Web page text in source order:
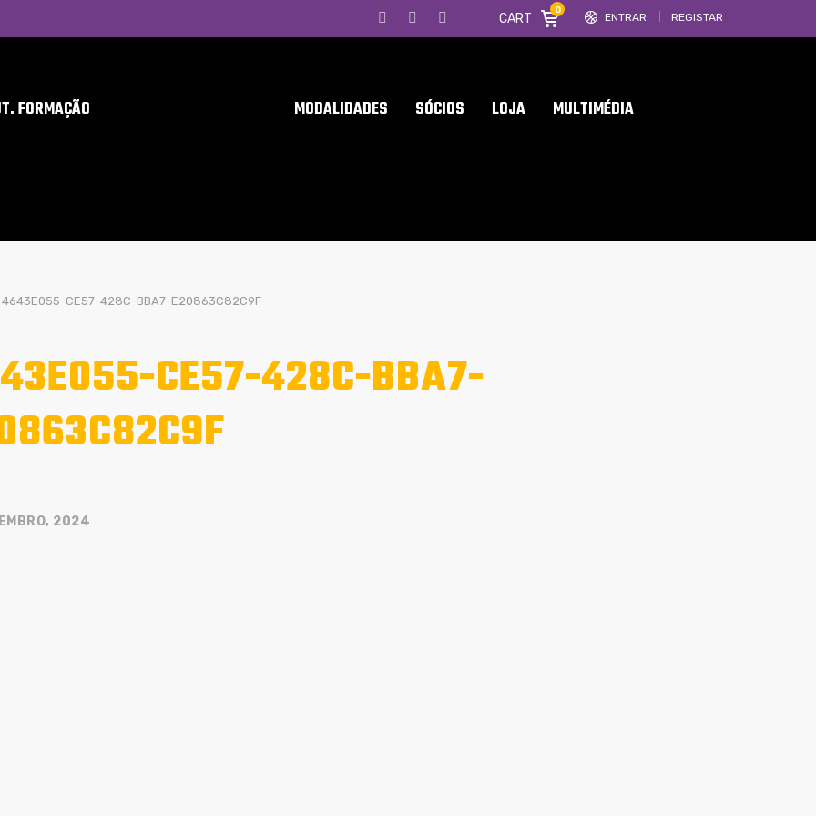
ENTRAR REGISTAR
CART
0
FORMAÇÃO MODALIDADES SÓCIOS LOJA MULTIMÉDIA
4643E055-CE57-428C-BBA7-E20863C82C9F
CE57-428C-BBA7-
2024